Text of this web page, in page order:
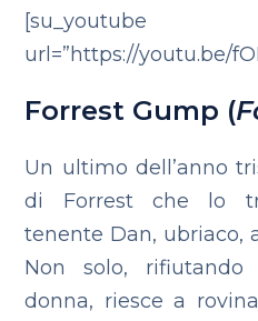
[su_youtube
url=”https://youtu.be/
Forrest Gump (
Un ultimo dell’anno
di Forrest che lo
tenente Dan, ubriaco,
Non solo,
donna, riesce a